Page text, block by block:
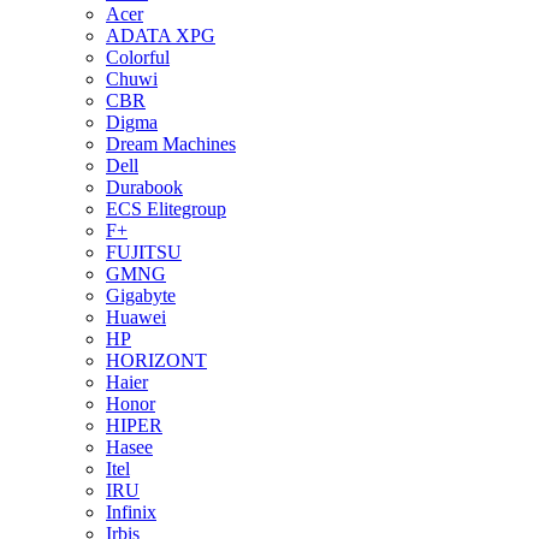
Acer
ADATA XPG
Colorful
Chuwi
CBR
Digma
Dream Machines
Dell
Durabook
ECS Elitegroup
F+
FUJITSU
GMNG
Gigabyte
Huawei
HP
HORIZONT
Haier
Honor
HIPER
Hasee
Itel
IRU
Infinix
Irbis